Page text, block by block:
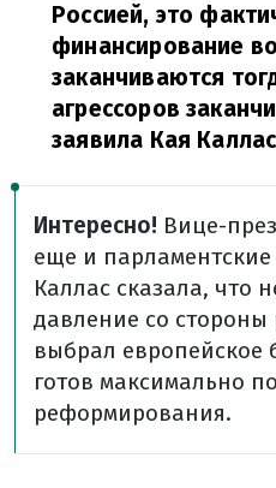
Россией, это
финансирование
заканчиваются
агрессоров
заявила Кая
Интересно! Вице-
еще и
Каллас сказала, что
давление со
выбрал европейское
готов максимально
реформирования.